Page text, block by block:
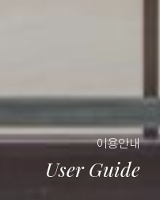
이용안내
User Guide